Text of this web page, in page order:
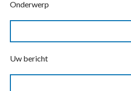
Onderwerp
Uw bericht